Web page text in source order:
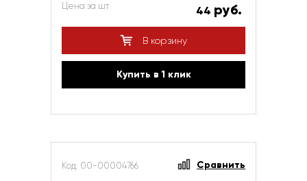
Цена за шт 44 руб.
В корзину
Купить в 1 клик
Код: 00-00004766 Сравнить